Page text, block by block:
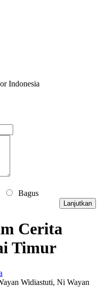
Indonesia
Bagus
Lanjutkan
Cerita
Timur
Widiastuti, Ni Wayan